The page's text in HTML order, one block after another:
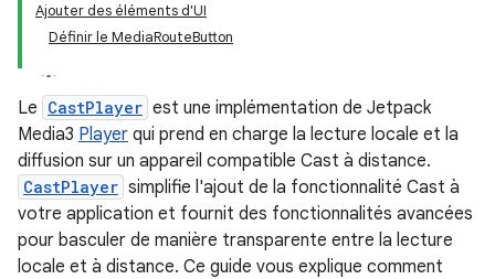
Ajouter des éléments d'UI
Définir le MediaRouteButton
Le CastPlayer est une implémentation de Jetpack
Media3 Player qui prend en charge la lecture locale et la
diffusion sur un appareil compatible Cast à distance.
CastPlayer simplifie l'ajout de la fonctionnalité Cast à
votre application et fournit des fonctionnalités avancées
pour basculer de manière transparente entre la lecture
locale et à distance. Ce guide vous explique comment